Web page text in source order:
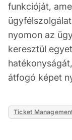
funkcióját,
nyomon az
keresztül
átfogó képet
Ticket